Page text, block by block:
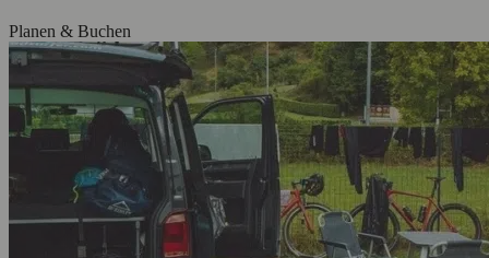
Planen & Buchen